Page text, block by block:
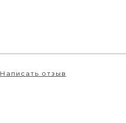
Написать отзыв